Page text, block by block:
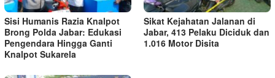
Sisi Humanis Razia Knalpot
Brong Polda Jabar: Edukasi
Pengendara Hingga Ganti
Knalpot Sukarela
Sikat Kejahatan Jalanan di
Jabar, 413 Pelaku Diciduk dan
1.016 Motor Disita